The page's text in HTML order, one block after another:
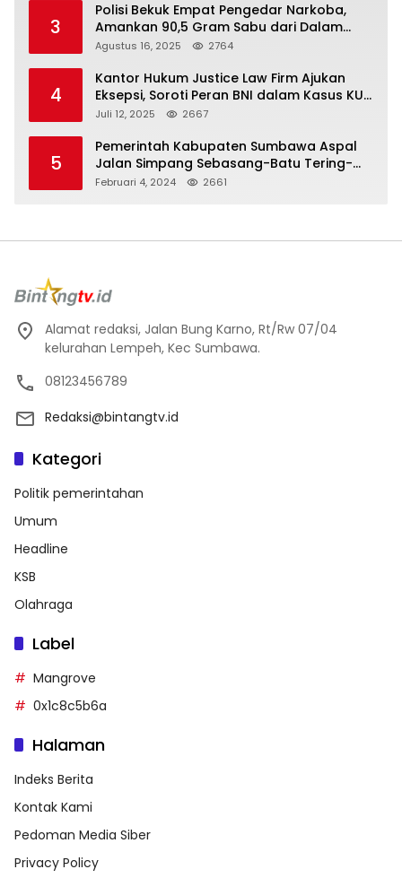
3
Polisi Bekuk Empat Pengedar Narkoba,
Amankan 90,5 Gram Sabu dari Dalam
Mobil
Agustus 16, 2025 2764
4
Kantor Hukum Justice Law Firm Ajukan
Eksepsi, Soroti Peran BNI dalam Kasus KUR
Bawang Merah KCP Woha
Juli 12, 2025 2667
5
Pemerintah Kabupaten Sumbawa Aspal
Jalan Simpang Sebasang-Batu Tering-
Lito
Februari 4, 2024 2661
Alamat redaksi, Jalan Bung Karno, Rt/Rw 07/04
kelurahan Lempeh, Kec Sumbawa.
08123456789
Redaksi@bintangtv.id
Kategori
Politik pemerintahan
Umum
Headline
KSB
Olahraga
Label
Mangrove
0x1c8c5b6a
Halaman
Indeks Berita
Kontak Kami
Pedoman Media Siber
Privacy Policy